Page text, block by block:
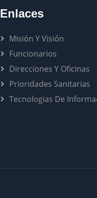
Enlaces
Misión Y Visión
Funcionarios
Direcciones Y Oficinas
Prioridades Sanitarias
Tecnologias De